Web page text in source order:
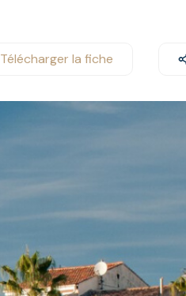
Télécharger la fiche